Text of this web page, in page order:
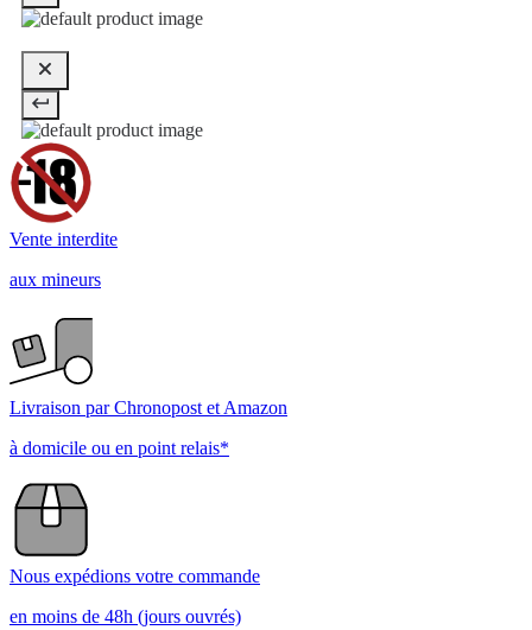
Vente interdite
aux mineurs
Livraison par Chronopost et Amazon
à domicile ou en point relais*
Nous expédions votre commande
en moins de 48h (jours ouvrés)